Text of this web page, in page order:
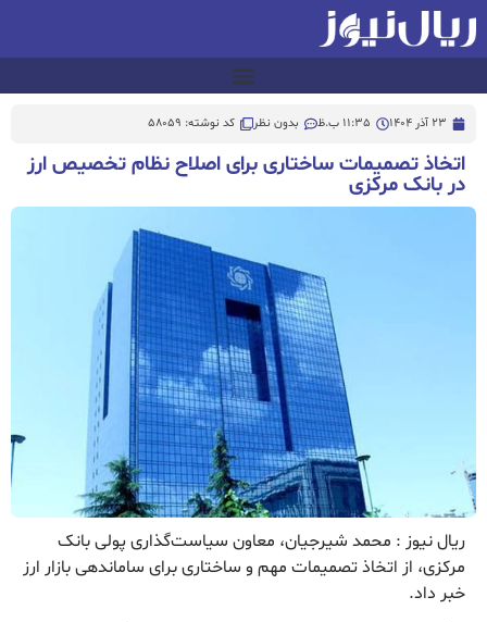
23 آذر 1404 11:35 ب.ظ بدون نظر کد نوشته: 58059
اتخاذ تصمیمات ساختاری برای اصلاح نظام تخصیص ارز
در بانک مرکزی
ریال نیوز : محمد شیرجیان، معاون سیاست‌گذاری پولی بانک
مرکزی، از اتخاذ تصمیمات مهم و ساختاری برای ساماندهی بازار ارز
خبر داد.